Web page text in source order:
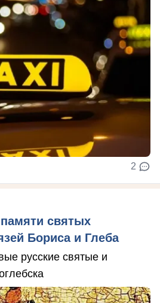
2
святых
Бориса и Глеба
русские святые и